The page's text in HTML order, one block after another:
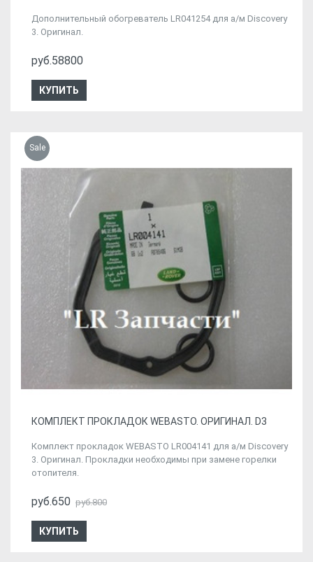
Дополнительный обогреватель LR041254 для а/м Discovery
3. Оригинал.
руб.58800
КУПИТЬ
Sale
КОМПЛЕКТ ПРОКЛАДОК WEBASTO. ОРИГИНАЛ. D3
Комплект прокладок WEBASTO LR004141 для а/м Discovery
3. Оригинал. Прокладки необходимы при замене горелки
отопителя.
руб.650 руб.800
КУПИТЬ